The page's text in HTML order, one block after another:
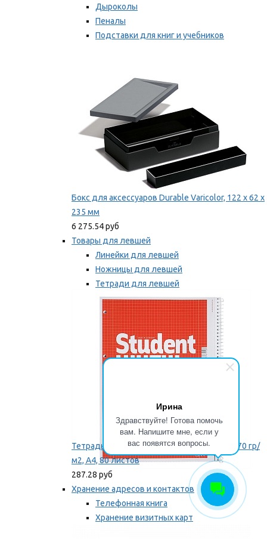
Ирина
Здравствуйте! Готова помочь
вам. Напишите мне, если у
вас появятся вопросы.
Дыроколы
Пеналы
Подставки для книг и учебников
Бокс для аксессуаров Durable Varicolor, 122 x 62 x
235 мм
6 275.54 руб
Товары для левшей
Линейки для левшей
Ножницы для левшей
Тетради для левшей
Точилки для левшей
Мы рекомендуем
Тетрадь для левши Brunnen, на пружине, 70 гр/
м2, А4, 80 листов
287.28 руб
Хранение адресов и контактов
Телефонная книга
Хранение визитных карт